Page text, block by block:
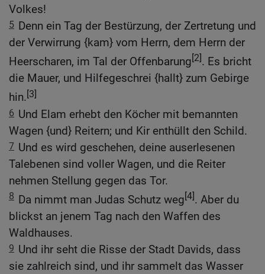
Volkes!
5 Denn ein Tag der Bestürzung, der Zertretung und
der Verwirrung {kam} vom Herrn, dem Herrn der
Heerscharen, im Tal der Offenbarung[2]. Es bricht
die Mauer, und Hilfegeschrei {hallt} zum Gebirge
hin.[3]
6 Und Elam erhebt den Köcher mit bemannten
Wagen {und} Reitern; und Kir enthüllt den Schild.
7 Und es wird geschehen, deine auserlesenen
Talebenen sind voller Wagen, und die Reiter
nehmen Stellung gegen das Tor.
8 Da nimmt man Judas Schutz weg[4]. Aber du
blickst an jenem Tag nach den Waffen des
Waldhauses.
9 Und ihr seht die Risse der Stadt Davids, dass
sie zahlreich sind, und ihr sammelt das Wasser